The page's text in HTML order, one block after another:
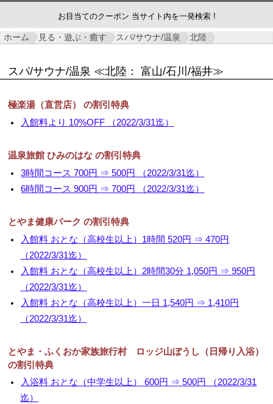
▼
お目当てのクーポン 当サイト内を一発検索 !
ホーム 見る・遊ぶ・癒す スパ/サウナ/温泉 北陸
スパ/サウナ/温泉 ≪北陸： 富山/石川/福井≫
極楽湯（直営店） の割引特典
入館料より 10%OFF （2022/3/31迄）
温泉旅館 ひみのはな の割引特典
3時間コース 700円 ⇒ 500円 （2022/3/31迄）
6時間コース 900円 ⇒ 700円 （2022/3/31迄）
とやま健康パーク の割引特典
入館料 おとな（高校生以上）1時間 520円 ⇒ 470円
（2022/3/31迄）
入館料 おとな（高校生以上）2時間30分 1,050円 ⇒ 950円
（2022/3/31迄）
入館料 おとな（高校生以上）一日 1,540円 ⇒ 1,410円
（2022/3/31迄）
とやま・ふくおか家族旅行村 ロッジ山ぼうし（日帰り入浴）
の割引特典
入浴料 おとな（中学生以上） 600円 ⇒ 500円 （2022/3/31
迄）